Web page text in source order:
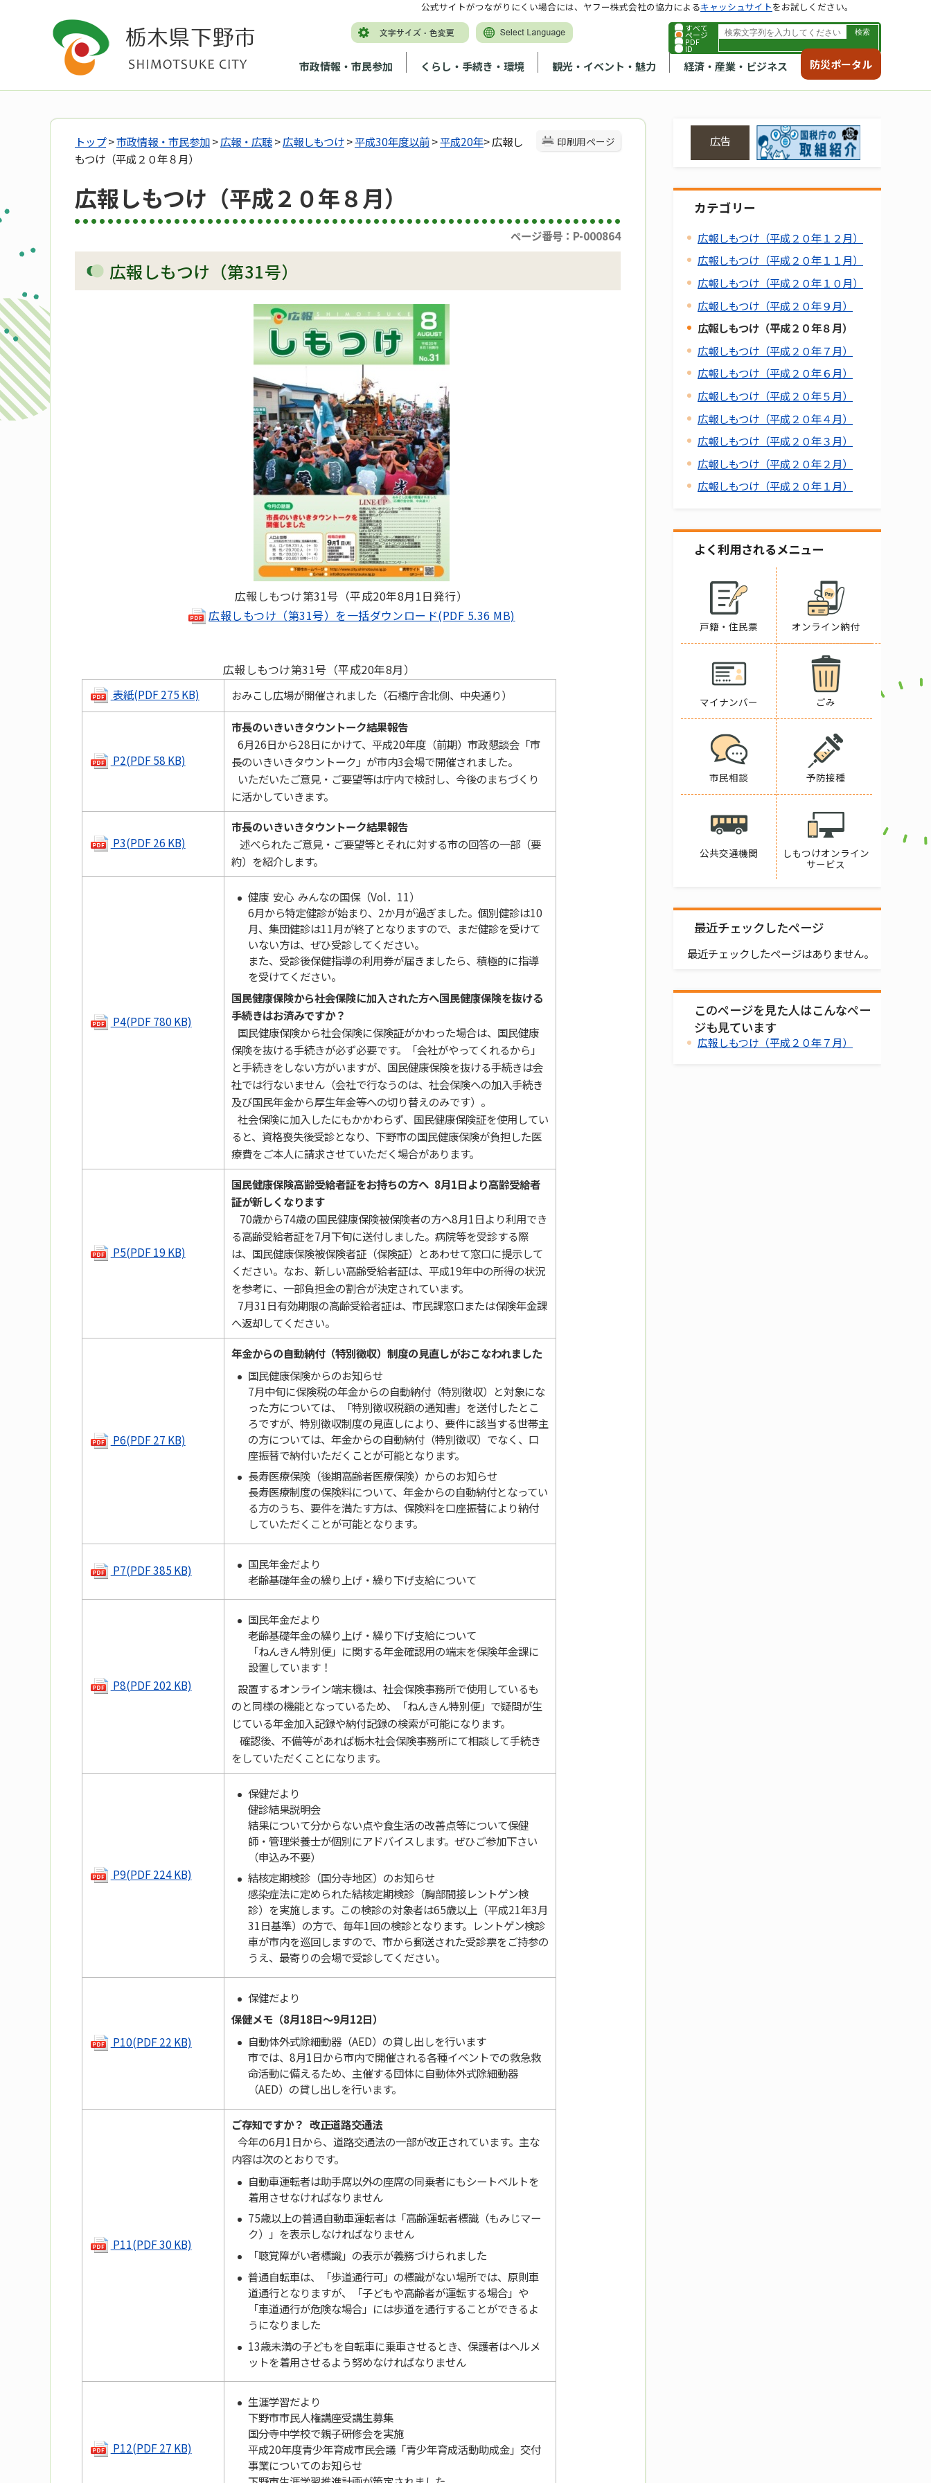
すべて
ページ
PDF
ID
市政情報・市民参加 くらし・手続き・環境 観光・イベント・魅力 経済・産業・ビジネス 防災ポータル
公式サイトがつながりにくい場合には、ヤフー株式会社の協力によるキャッシュサイトをお試しください。
印刷用ページ
トップ>市政情報・市民参加>広報・広聴>広報しもつけ>平成30年度以前>平成20年> 広報し
もつけ（平成２０年８月）
広報しもつけ（平成２０年８月）
ページ番号：P-000864
広報しもつけ（第31号）
広報しもつけ第31号（平成20年8月1日発行）
広報しもつけ（第31号）を一括ダウンロード(PDF 5.36 MB)
広報しもつけ第31号（平成20年8月）
表紙(PDF 275 KB) おみこし広場が開催されました（石橋庁舎北側、中央通り）
P2(PDF 58 KB)
市長のいきいきタウントーク結果報告
6月26日から28日にかけて、平成20年度（前期）市政懇談会「市
長のいきいきタウントーク」が市内3会場で開催されました。
いただいたご意見・ご要望等は庁内で検討し、今後のまちづくり
に活かしていきます。
P3(PDF 26 KB)
市長のいきいきタウントーク結果報告
述べられたご意見・ご要望等とそれに対する市の回答の一部（要
約）を紹介します。
P4(PDF 780 KB)
健康 安心 みんなの国保（Vol．11）
6月から特定健診が始まり、2か月が過ぎました。個別健診は10
月、集団健診は11月が終了となりますので、まだ健診を受けて
いない方は、ぜひ受診してください。
また、受診後保健指導の利用券が届きましたら、積極的に指導
を受けてください。
国民健康保険から社会保険に加入された方へ国民健康保険を抜ける
手続きはお済みですか？
国民健康保険から社会保険に保険証がかわった場合は、国民健康
保険を抜ける手続きが必ず必要です。「会社がやってくれるから」
と手続きをしない方がいますが、国民健康保険を抜ける手続きは会
社では行ないません（会社で行なうのは、社会保険への加入手続き
及び国民年金から厚生年金等への切り替えのみです）。
社会保険に加入したにもかかわらず、国民健康保険証を使用してい
ると、資格喪失後受診となり、下野市の国民健康保険が負担した医
療費をご本人に請求させていただく場合があります。
P5(PDF 19 KB)
国民健康保険高齢受給者証をお持ちの方へ 8月1日より高齢受給者
証が新しくなります
70歳から74歳の国民健康保険被保険者の方へ8月1日より利用でき
る高齢受給者証を7月下旬に送付しました。病院等を受診する際
は、国民健康保険被保険者証（保険証）とあわせて窓口に提示して
ください。なお、新しい高齢受給者証は、平成19年中の所得の状況
を参考に、一部負担金の割合が決定されています。
7月31日有効期限の高齢受給者証は、市民課窓口または保険年金課
へ返却してください。
P6(PDF 27 KB)
年金からの自動納付（特別徴収）制度の見直しがおこなわれました
国民健康保険からのお知らせ
​7月中旬に保険税の年金からの自動納付（特別徴収）と対象にな
った方については、「特別徴収税額の通知書」を送付したとこ
ろですが、特別徴収制度の見直しにより、要件に該当する世帯主
の方については、年金からの自動納付（特別徴収）でなく、口
座振替で納付いただくことが可能となります。
長寿医療保険（後期高齢者医療保険）からのお知らせ
長寿医療制度の保険料について、年金からの自動納付となってい
る方のうち、要件を満たす方は、保険料を口座振替により納付
していただくことが可能となります。
P7(PDF 385 KB)
国民年金だより
老齢基礎年金の繰り上げ・繰り下げ支給について
P8(PDF 202 KB)
国民年金だより
老齢基礎年金の繰り上げ・繰り下げ支給について
「ねんきん特別便」に関する年金確認用の端末を保険年金課に
設置しています！
設置するオンライン端末機は、社会保険事務所で使用しているも
のと同様の機能となっているため、「ねんきん特別便」で疑問が生
じている年金加入記録や納付記録の検索が可能になります。
確認後、不備等があれば栃木社会保険事務所にて相談して手続き
をしていただくことになります。
P9(PDF 224 KB)
保健だより
健診結果説明会
結果について分からない点や食生活の改善点等について保健
師・管理栄養士が個別にアドバイスします。ぜひご参加下さい
（申込み不要）
結核定期検診（国分寺地区）のお知らせ
感染症法に定められた結核定期検診（胸部間接レントゲン検
診）を実施します。この検診の対象者は65歳以上（平成21年3月
31日基準）の方で、毎年1回の検診となります。レントゲン検診
車が市内を巡回しますので、市から郵送された受診票をご持参の
うえ、最寄りの会場で受診してください。
P10(PDF 22 KB)
保健だより
保健メモ（8月18日～9月12日）
自動体外式除細動器（AED）の貸し出しを行います
市では、8月1日から市内で開催される各種イベントでの救急救
命活動に備えるため、主催する団体に自動体外式除細動器
（AED）の貸し出しを行います。
P11(PDF 30 KB)
ご存知ですか？ 改正道路交通法
今年の6月1日から、道路交通法の一部が改正されています。主な
内容は次のとおりです。
自動車運転者は助手席以外の座席の同乗者にもシートベルトを
着用させなければなりません
75歳以上の普通自動車運転者は「高齢運転者標識（もみじマー
ク）」を表示しなければなりません
「聴覚障がい者標識」の表示が義務づけられました
普通自転車は、「歩道通行可」の標識がない場所では、原則車
道通行となりますが、「子どもや高齢者が運転する場合」や
「車道通行が危険な場合」には歩道を通行することができるよ
うになりました
13歳未満の子どもを自転車に乗車させるとき、保護者はヘルメ
ットを着用させるよう努めなければなりません
P12(PDF 27 KB)
生涯学習だより
下野市市民人権講座受講生募集
国分寺中学校で親子研修会を実施
平成20年度青少年育成市民会議「青少年育成活動助成金」交付
事業についてのお知らせ
広告
カテゴリー
広報しもつけ（平成２０年１２月）
広報しもつけ（平成２０年１１月）
広報しもつけ（平成２０年１０月）
広報しもつけ（平成２０年９月）
広報しもつけ（平成２０年８月）
広報しもつけ（平成２０年７月）
広報しもつけ（平成２０年６月）
広報しもつけ（平成２０年５月）
広報しもつけ（平成２０年４月）
広報しもつけ（平成２０年３月）
広報しもつけ（平成２０年２月）
広報しもつけ（平成２０年１月）
よく利用されるメニュー
戸籍・住民票 オンライン納付
マイナンバー ごみ
市民相談 予防接種
公共交通機関
しもつけオンライン
サービス
最近チェックしたページ
最近チェックしたページはありません。
このページを見た人はこんなペー
ジも見ています
広報しもつけ（平成２０年７月）